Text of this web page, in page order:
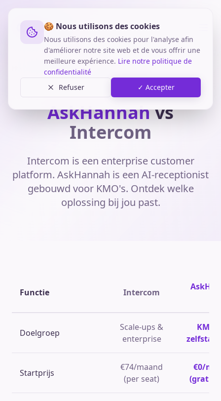
🍪 Nous utilisons des cookies
Nous utilisons des cookies pour l'analyse afin
d'améliorer notre site web et de vous offrir une
meilleure expérience. Lire notre politique de
confidentialité
Refuser
✓ Accepter
Vergelijkingen AskHannah vs Intercom
Laatst bijgewerkt: juni 2025
AskHannahvs
Intercom
Intercom is een enterprise customer
platform. AskHannah is een AI-receptionist
gebouwd voor KMO's. Ontdek welke
oplossing bij jou past.
Functie Intercom
Doelgroep
Scale-ups &
enterprise
Startprijs
€74/maand
(per seat)
€0/
(gratis